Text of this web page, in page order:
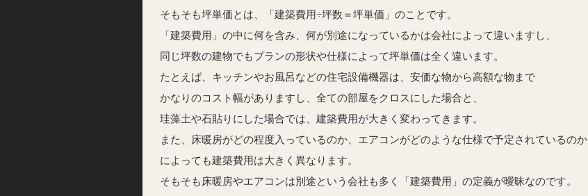
そもそも坪単価とは、「建築費用÷坪数＝坪単価」のことです。
「建築費用」の中に何を含み、何が別途になっているかは会社によって違いますし、
同じ坪数の建物でもプランの形状や仕様によって坪単価は全く違います。
たとえば、キッチンやお風呂などの住宅設備機器は、安価な物から高額な物まで
かなりのコスト幅がありますし、全ての部屋をクロスにした場合と、
珪藻土や石貼りにした場合では、建築費用が大きく変わってきます。
また、床暖房がどの程度入っているのか、エアコンがどのような仕様で予定されているのか
によっても建築費用は大きく異なります。
そもそも床暖房やエアコンは別途という会社も多く「建築費用」の定義が曖昧なのです。